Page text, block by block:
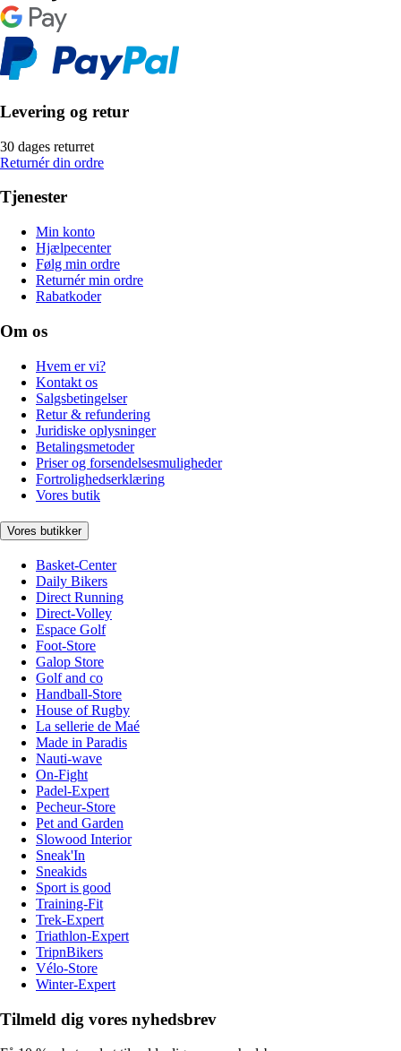
Levering og retur
30 dages returret
Returnér din ordre
Tjenester
Min konto
Hjælpecenter
Følg min ordre
Returnér min ordre
Rabatkoder
Om os
Hvem er vi?
Kontakt os
Salgsbetingelser
Retur & refundering
Juridiske oplysninger
Betalingsmetoder
Priser og forsendelsesmuligheder
Fortrolighedserklæring
Vores butik
Vores butikker
Basket-Center
Daily Bikers
Direct Running
Direct-Volley
Espace Golf
Foot-Store
Galop Store
Golf and co
Handball-Store
House of Rugby
La sellerie de Maé
Made in Paradis
Nauti-wave
On-Fight
Padel-Expert
Pecheur-Store
Pet and Garden
Slowood Interior
Sneak'In
Sneakids
Sport is good
Training-Fit
Trek-Expert
Triathlon-Expert
TripnBikers
Vélo-Store
Winter-Expert
Tilmeld dig vores nyhedsbrev